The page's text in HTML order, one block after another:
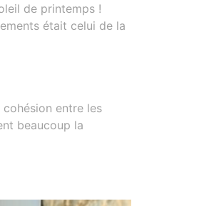
de printemps !
était celui de la
entre les
beaucoup la